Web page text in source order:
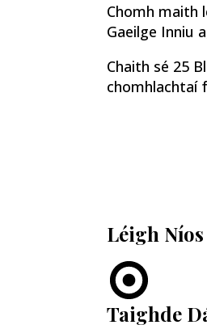
Chomh maith
Gaeilge Inniu
Chaith sé 25
chomhlachtaí
Léigh
Taighde